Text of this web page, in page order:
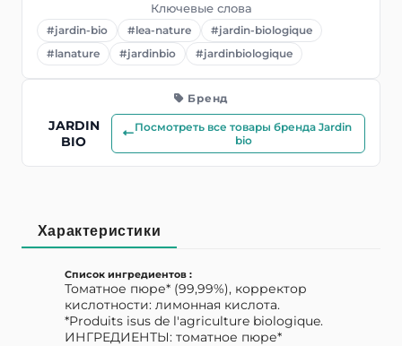
Ключевые слова
#jardin-bio #lea-nature
#jardin-biologique
#lanature
#jardinbio #jardinbiologique
Бренд
JARDIN
BIO
Посмотреть все товары бренда Jardin
bio
Характеристики
Список ингредиентов :
Томатное пюре* (99,99%), корректор
кислотности: лимонная кислота.
*Produits isus de l'agriculture biologique.
ИНГРЕДИЕНТЫ: томатное пюре*